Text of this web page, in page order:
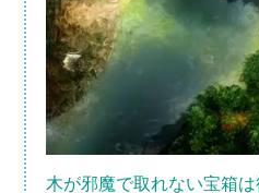
木が邪魔で取れない宝箱